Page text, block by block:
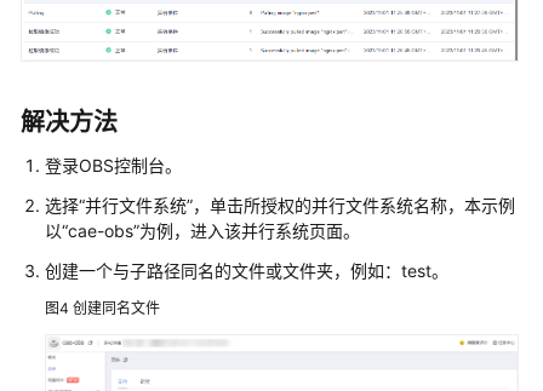
考
常
见
问
组
解决方法
登录OBS控制台。
选择“并行文件系统”，单击所授权的并行文件系统名称，本示例
以“cae-obs”为例，进入该并行系统页面。
创建一个与子路径同名的文件或文件夹，例如：test。
图4 创建同名文件